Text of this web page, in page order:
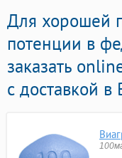
Для хорошей
потенции в
заказать
с доставкой в